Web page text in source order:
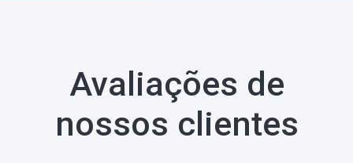
Avaliações de
nossos clientes